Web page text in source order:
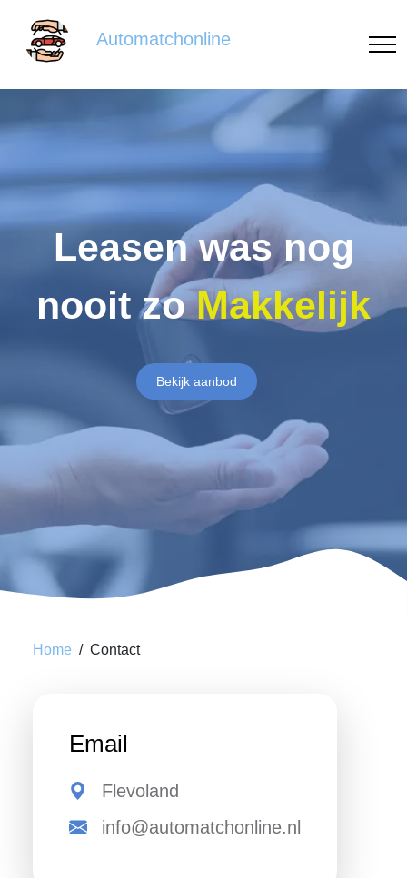
Automatchonline
Leasen was nog
nooit zoMakkelijk
Bekijk aanbod
Home Contact
Email
Flevoland
info@automatchonline.nl